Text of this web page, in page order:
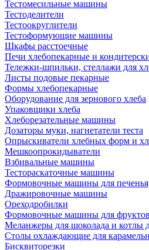
Тестомесильные машины
Тестоделители
Тестоокруглители
Тестоформующие машины
Шкафы расстоечные
Печи хлебопекарные и
Тележки-шпильки, стеллажи для
Листы подовые пекарные
Формы хлебопекарные
Оборудование для зернового хлеба
Упаковщики хлеба
Хлеборезательные машины
Дозаторы муки, нагнетатели теста
Опрыскиватели хлебных форм и
Мешкоопрокидыватели
Взбивальные машины
Тестораскаточные машины
Формовочные машины для
Дражировочные машины
Ореходробилки
Формовочные машины для
Меланжеры для шоколада и котлы
Столы охлаждающие для
Бисквиторезки